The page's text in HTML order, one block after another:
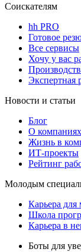
Соискателям
hh PRO
Готовое
Все сервисы
Хочу у вас
Экспертная
Новости и статьи
Блог
О
Жизнь в
ИТ-проекты
Рейтинг
Молодым
Карьера для
Школа
Карьера в
Боты для